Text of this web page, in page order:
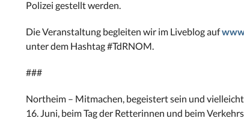
Polizei gestellt werden.
Die Veranstaltung begleiten wir im Liveblog auf
unter dem Hashtag #TdRNOM.
###
Northeim – Mitmachen, begeistert sein und
16. Juni, beim Tag der Retterinnen und beim